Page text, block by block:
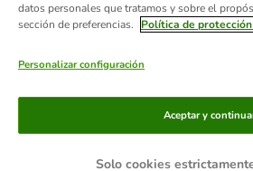
datos personales que tratamos y sobre el
sección de preferencias.
Política de
Personalizar configuración
Solo cookies
Aceptar y